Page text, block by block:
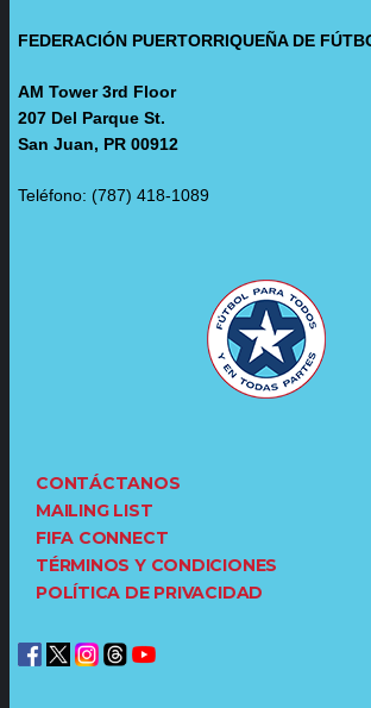
FEDERACIÓN PUERTORRIQUEÑA DE
AM Tower 3rd Floor
207 Del Parque St.
San Juan, PR 00912
Teléfono: (787) 418-1089
CONTÁCTANOS
MAILING LIST
FIFA CONNECT
TÉRMINOS Y CONDICIONES
POLÍTICA DE PRIVACIDAD